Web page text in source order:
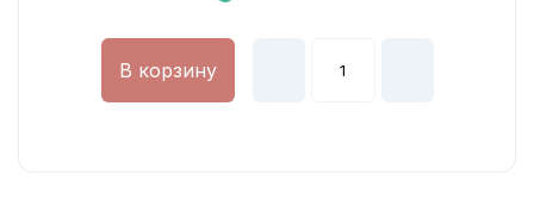
В корзину